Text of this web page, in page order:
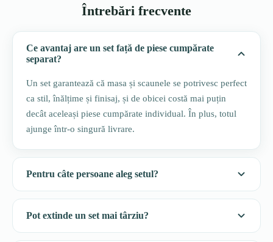
Întrebări frecvente
Ce avantaj are un set față de piese cumpărate
separat?
Un set garantează că masa și scaunele se potrivesc perfect
ca stil, înălțime și finisaj, și de obicei costă mai puțin
decât aceleași piese cumpărate individual. În plus, totul
ajunge într-o singură livrare.
Pentru câte persoane aleg setul?
Pot extinde un set mai târziu?